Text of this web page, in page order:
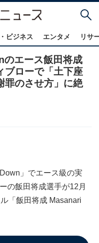
ビジネス エンタメ リサ
エース飯田将成
ブローで「土下座
罪のさせ方」に絶
」でエース級の実
の飯田将成選手が12月
「飯田将成 Masanari